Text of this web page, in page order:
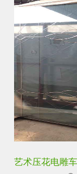
菱形镜面酒店